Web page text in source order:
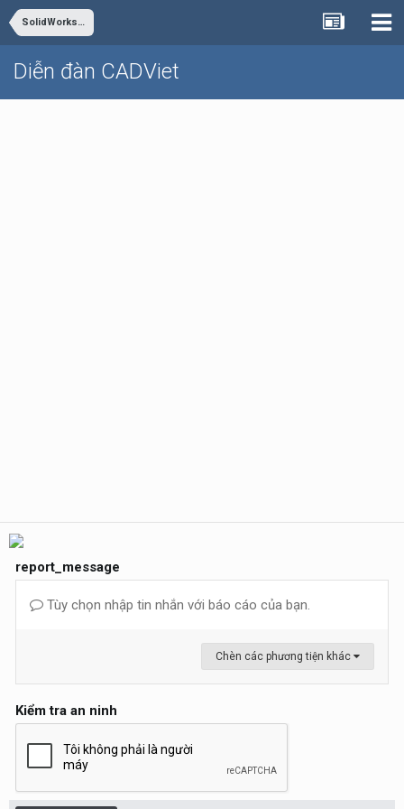
SolidWorks - Inventor
Diễn đàn CADViet
report_message
Tùy chọn nhập tin nhắn với báo cáo của bạn.
Chèn các phương tiện khác
Kiểm tra an ninh